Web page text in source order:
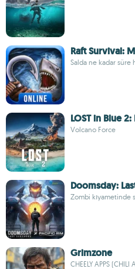
Raft Survival:
Salda ne kadar süre
LOST in Blue
Volcano Force
Doomsday:
Zombi kıyametinde
Grimzone
CHEELY APPS (CHILI